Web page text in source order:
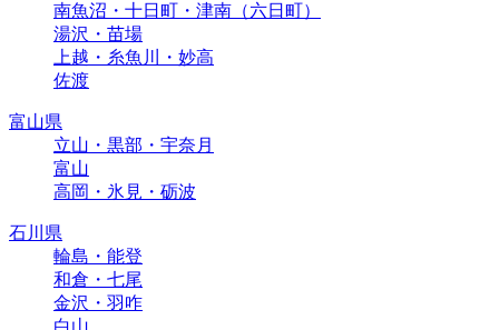
南魚沼・十日町・津南（六日町）
湯沢・苗場
上越・糸魚川・妙高
佐渡
富山県
立山・黒部・宇奈月
富山
高岡・氷見・砺波
石川県
輪島・能登
和倉・七尾
金沢・羽咋